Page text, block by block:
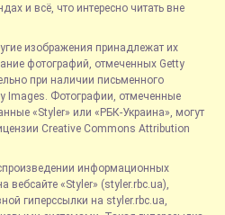
и всё, что интересно читать вне
изображения принадлежат их
фотографий, отмеченных Getty
при наличии письменного
Images. Фотографии, отмеченные
«Styler» или «РБК-Украина», могут
Creative Commons Attribution
информационных
вебсайте «Styler» (styler.rbc.ua),
гиперссылки на styler.rbc.ua,